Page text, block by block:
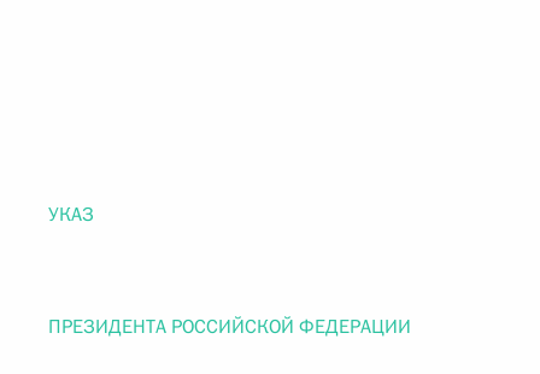
УКАЗ
ПРЕЗИДЕНТА РОССИЙСКОЙ ФЕДЕРАЦИИ